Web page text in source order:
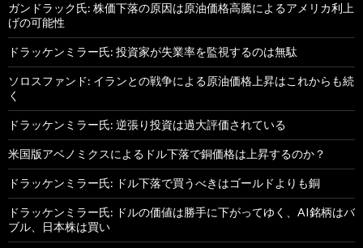
ガンドラック氏: 株価下落の原因は原油価格高騰によるアメリカ利上
げの可能性
ドラッケンミラー氏: 投資家が失業率を監視するのは無駄
ソロスファンド: イランとの戦争による原油価格上昇はこれからも続
く
ドラッケンミラー氏: 逆張り投資は過大評価されている
米国版アベノミクスによるドル下落で銅価格は上昇するのか？
ドラッケンミラー氏: ドル下落で買うべきはゴールドよりも銅
ドラッケンミラー氏: ドルの価値は勝手に下がってゆく、AI銘柄はバ
ブル、日本株は買い